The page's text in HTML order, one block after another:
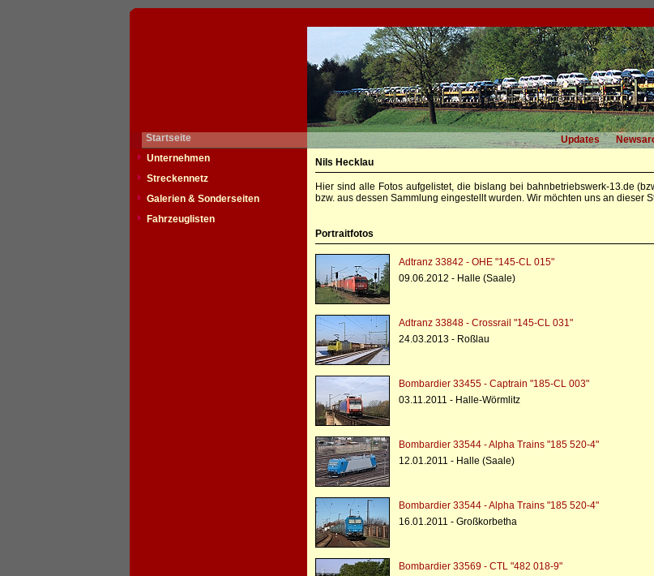
Startseite Updates
Unternehmen
Streckennetz
Galerien & Sonderseiten
Fahrzeuglisten
Nils Hecklau
Hier sind alle Fotos aufgelistet, die bislang bei bahnbetriebswerk-13.de
bzw. aus dessen Sammlung eingestellt wurden. Wir möchten uns an dieser
Portraitfotos
Adtranz 33842 - OHE "145-CL 015"
09.06.2012 - Halle (Saale)
Adtranz 33848 - Crossrail "145-CL 031"
24.03.2013 - Roßlau
Bombardier 33455 - Captrain "185-CL 003"
03.11.2011 - Halle-Wörmlitz
Bombardier 33544 - Alpha Trains "185 520-4"
12.01.2011 - Halle (Saale)
Bombardier 33544 - Alpha Trains "185 520-4"
16.01.2011 - Großkorbetha
Bombardier 33569 - CTL "482 018-9"